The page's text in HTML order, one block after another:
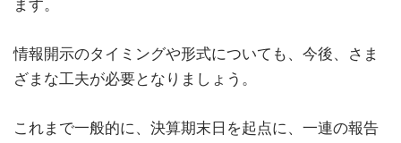
ます。
情報開示のタイミングや形式についても、今後、さま
ざまな工夫が必要となりましょう。
これまで一般的に、決算期末日を起点に、一連の報告